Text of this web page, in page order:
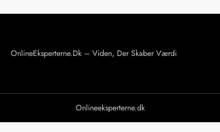
g
OnlineEksperterne.dk – Viden, Der Skaber Værdi
Onlineeksperterne.dk